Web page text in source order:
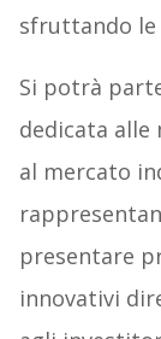
sfruttando
Si potrà
dedicata
al mercato
presentare
innovativi